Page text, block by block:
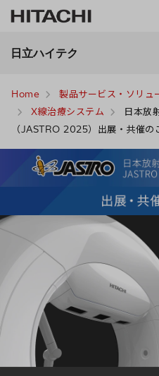
日立ハイテク
Home 製品サービス・ソリュ
X線治療システム
日本放
（JASTRO 2025）出展・共催の
従
者
ダ
ル